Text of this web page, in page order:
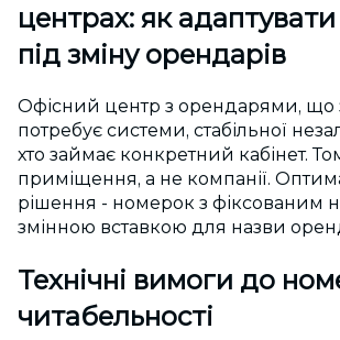
центрах: як
під зміну орендарів
Офісний центр з орендарями, що
потребує системи, стабільної
хто займає конкретний кабінет.
приміщення, а не компанії.
рішення - номерок з фіксованим
змінною вставкою для назви
Технічні вимоги до
читабельності